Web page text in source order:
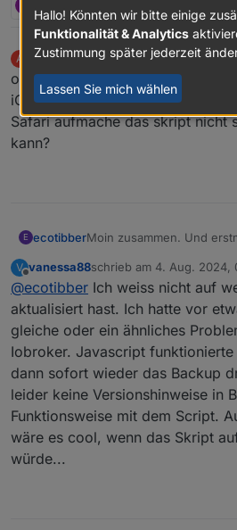
A
Offline
Accuschrieb am4. Aug. 2024, 06:17
offtopic Frage: weiß jemand,
iOS Safari unter skripten, wenn
Safari aufmache das skript nicht
kann?
E ecotibberMoin zusammen. Und
gebracht und funktionierte
bin ich mich noch am
für Auswertungen. Wie
Gestern Abend hatte ich
Update für IOBroker zur
update gestartet. Später
meine Einspeisung nicht
damit zusammenhängt
immernoch so ist und ich
möchte ich mal hier
Problem hat, oder eine
Geräten (Delta Pro,
V
Offline
vanessa88schrieb am 4. Aug. 2024,
zuletzt editiert von
@ecotibber Ich weiss nicht auf
aktualisiert hast. Ich hatte vor
gleiche oder ein ähnliches
Iobroker. Javascript
dann sofort wieder das Backup
leider keine Versionshinweise in
Funktionsweise mit dem Script.
wäre es cool, wenn das Skript
würde...
Hallo! Könnten wir bitte einige
Funktionalität & Analytics
Zustimmung später jederzeit
Lassen Sie mich wählen